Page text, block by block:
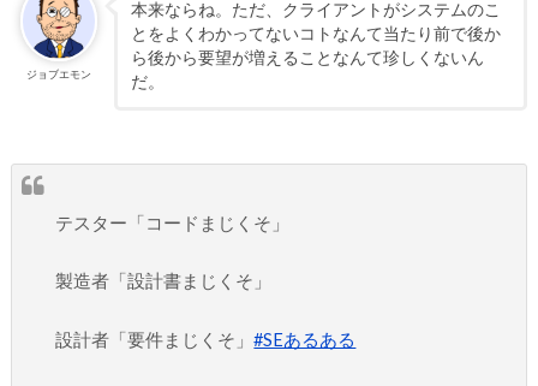
ジョブエモン
本来ならね。ただ、クライアントがシステムのこ
とをよくわかってないコトなんて当たり前で後か
ら後から要望が増えることなんて珍しくないん
だ。
テスター「コードまじくそ」
製造者「設計書まじくそ」
設計者「要件まじくそ」#SEあるある